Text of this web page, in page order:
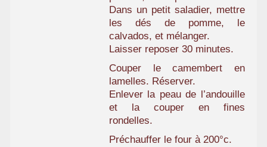
Dans un petit saladier, mettre
les dés de pomme, le
calvados, et mélanger.
Laisser reposer 30 minutes.
Couper le camembert en
lamelles. Réserver.
Enlever la peau de l’andouille
et la couper en fines
rondelles.
Préchauffer le four à 200°c.